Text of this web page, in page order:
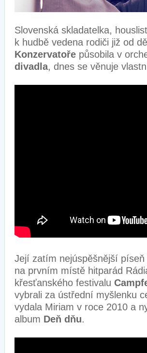
Slovenská skladatelka,
k hudbě vedena rodiči již od
Konzervatoře působila v
divadla, dnes se věnuje
Její zatím nejúspěšnější píseň
na prvním místě hitparád
křesťanského festivalu
vybrali za ústřední myšlenku
vydala Miriam v roce 2010 a
album Deň dňu.